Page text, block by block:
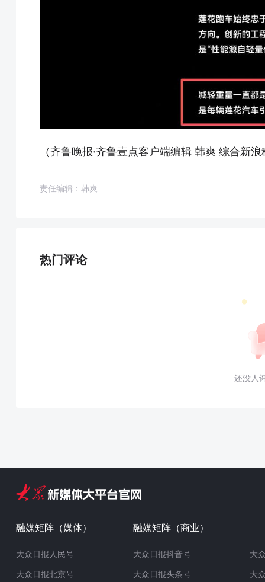
（齐鲁晚报·齐鲁壹点客户端编辑 韩爽 综合新
责任编辑：韩爽
热门评论
还没人
融媒矩阵（媒体）
大众日报人民号
大众日报北京号
融媒矩阵（商业）
大众日报抖音号
大众日报头条号
大
大